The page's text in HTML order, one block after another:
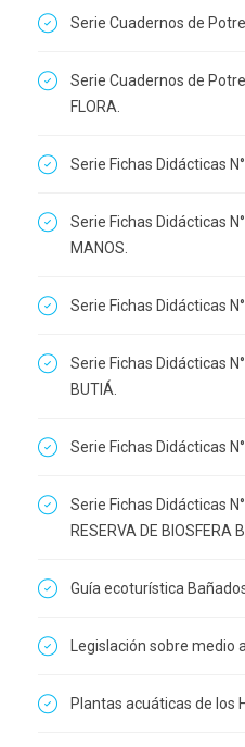
Serie Cuadernos de
Serie Cuadernos de
FLORA.
Serie Fichas Didácticas
Serie Fichas Didácticas
MANOS.
Serie Fichas Didácticas N°
Serie Fichas Didácticas N°
BUTIÁ.
Serie Fichas Didácticas N°
Serie Fichas Didácticas
RESERVA DE BIOSFERA
Guía ecoturística
Legislación sobre
Plantas acuáticas de los